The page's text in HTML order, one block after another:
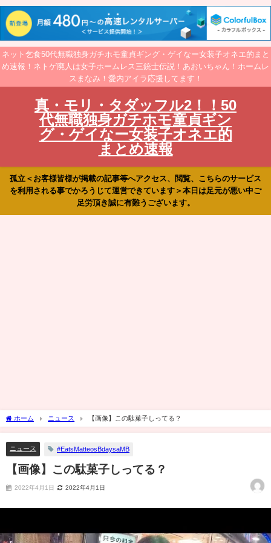
ネット乞食50代無職独身ガチホモ童貞ギング・ゲイなー女装子オネエ的まと
め速報！ネトゲ廃人は女子ホームレス三銃士伝説！あおいちゃん！ホームレ
スまなみ！愛内アイラ応援してます！
真・モリ・タダッフル2！！50
代無職独身ガチホモ童貞ギン
グ・ゲイなー女装子オネエ的
まとめ速報
孤立＜お客様皆様が掲載の記事等へアクセス、閲覧、こちらのサービス
を利用される事でかろうじて運営できています＞本日は足元が悪い中ご
足労頂き誠に有難うございます。
ホーム ニュース 【画像】この駄菓子しってる？
ニュース #EatsMatteosBdaysaMB
【画像】この駄菓子しってる？
2022年4月1日 2022年4月1日